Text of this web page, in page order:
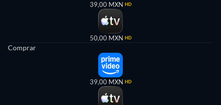
39,00 MXN HD
50,00 MXN HD
Comprar
39,00 MXN HD